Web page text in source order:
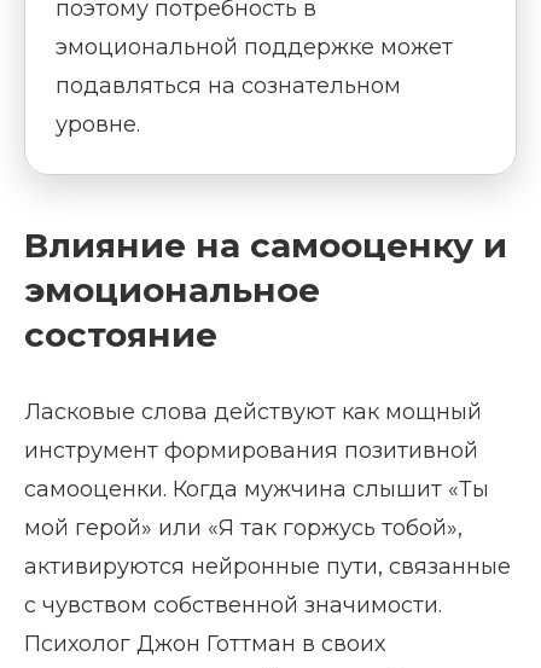
поэтому потребность в
эмоциональной поддержке может
подавляться на сознательном
уровне.
Влияние на самооценку и
эмоциональное
состояние
Ласковые слова действуют как мощный
инструмент формирования позитивной
самооценки. Когда мужчина слышит «Ты
мой герой» или «Я так горжусь тобой»,
активируются нейронные пути, связанные
с чувством собственной значимости.
Психолог Джон Готтман в своих